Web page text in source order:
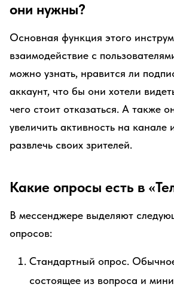
они нужны?
Основная функция этого
взаимодействие с
можно узнать, нравится ли
аккаунт, что бы они хотели
чего стоит отказаться. А также
увеличить активность на канале
развлечь своих зрителей.
Какие опросы есть в
В мессенджере выделяют
опросов:
Стандартный опрос.
состоящее из вопроса и